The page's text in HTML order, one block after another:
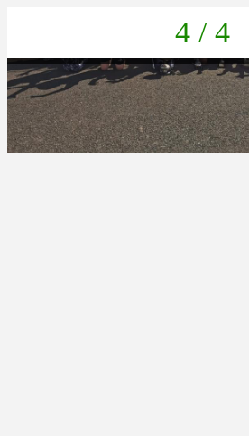
4 / 4
F7DA82E9-53DC-4442-B1E8-18859B89470F